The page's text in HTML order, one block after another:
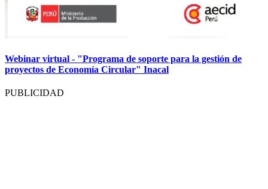
Webinar virtual - "Programa de soporte para la gestión de
proyectos de Economía Circular" Inacal
PUBLICIDAD